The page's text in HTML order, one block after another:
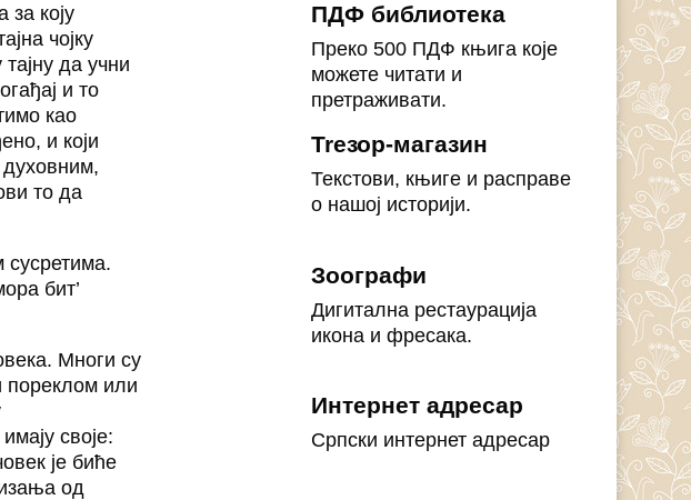
за коју
чојку
да учни
и то
као
и који
то да
бит’
Многи су
пореклом или
своје:
је биће
од
ПДФ библиотека
Преко 500 ПДФ књига које
можете читати и
претраживати.
Treзор-магазин
Текстови, књиге и расправе
о нашој историји.
Зоографи
Дигитална рестаурација
икона и фресака.
Интернет адресар
Српски интернет адресар